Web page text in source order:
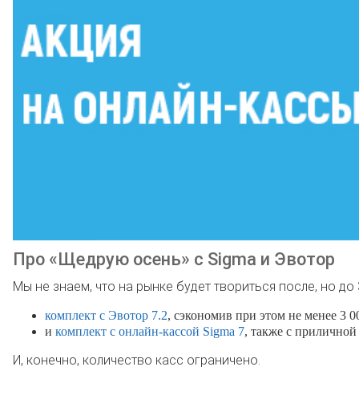
Про «Щедрую осень» с Sigma и Эвотор
Мы не знаем, что на рынке будет твориться после, но до
комплект с Эвотор 7.2, сэкономив при этом не менее 3
и комплект с онлайн-кассой Sigma 7, также с
И, конечно, количество касс ограничено.